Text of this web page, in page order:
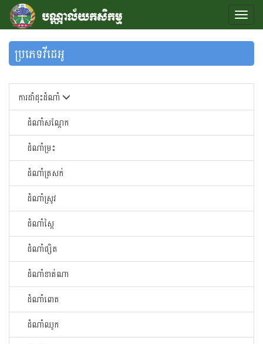
ប្រភេទវីដេអូ
ការដាំដុះដំណាំ
ដំណាំសណ្តែក
ដំណាំម្រះ
ដំណាំត្រសក់
ដំណាំស្រូវ
ដំណាំស្ពៃ
ដំណាំផ្សិត
ដំណាំខាត់ណា
ដំណាំពោត
ដំណាំឈូក